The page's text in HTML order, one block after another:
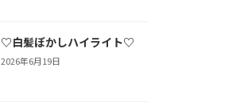
♡白髪ぼかしハイライト♡
2026年6月19日